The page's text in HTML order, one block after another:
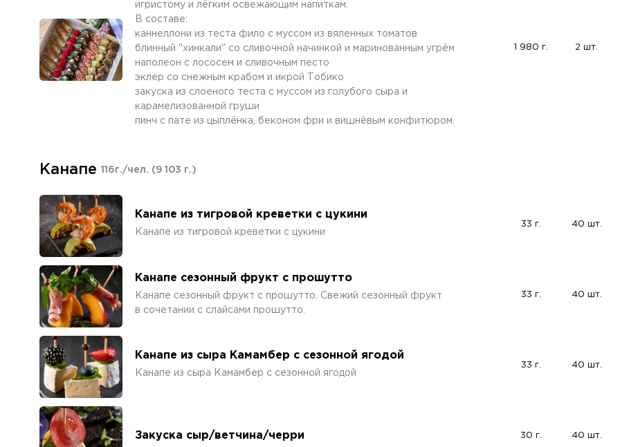
игристому и лёгким освежающим напиткам.
В составе:
каннеллони из теста фило с муссом из вяленных томатов
блинный "хинкали" со сливочной начинкой и маринованным угрём
наполеон с лососем и сливочным песто
эклер со снежным крабом и икрой Тобико
закуска из слоеного теста с муссом из голубого сыра и
карамелизованной груши
пинч с пате из цыплёнка, беконом фри и вишнёвым конфитюром.
1 980 г. 2 шт.
Канапе 116г./чел. (9 103 г.)
Канапе из тигровой креветки с цукини
Канапе из тигровой креветки с цукини
33 г. 40 шт.
Канапе сезонный фрукт с прошутто
Канапе сезонный фрукт с прошутто. Свежий сезонный фрукт
в сочетании с слайсами прошутто.
33 г. 40 шт.
Канапе из сыра Камамбер с сезонной ягодой
Канапе из сыра Камамбер с сезонной ягодой
33 г. 40 шт.
Закуска сыр/ветчина/черри 30 г. 40 шт.